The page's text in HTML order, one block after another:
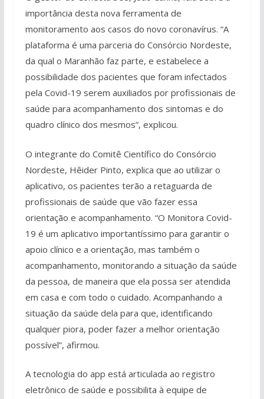
importância desta nova ferramenta de
monitoramento aos casos do novo coronavírus. “A
plataforma é uma parceria do Consórcio Nordeste,
da qual o Maranhão faz parte, e estabelece a
possibilidade dos pacientes que foram infectados
pela Covid-19 serem auxiliados por profissionais de
saúde para acompanhamento dos sintomas e do
quadro clínico dos mesmos”, explicou.
O integrante do Comitê Científico do Consórcio
Nordeste, Hêider Pinto, explica que ao utilizar o
aplicativo, os pacientes terão a retaguarda de
profissionais de saúde que vão fazer essa
orientação e acompanhamento. “O Monitora Covid-
19 é um aplicativo importantíssimo para garantir o
apoio clínico e a orientação, mas também o
acompanhamento, monitorando a situação da saúde
da pessoa, de maneira que ela possa ser atendida
em casa e com todo o cuidado. Acompanhando a
situação da saúde dela para que, identificando
qualquer piora, poder fazer a melhor orientação
possível”, afirmou.
A tecnologia do app está articulada ao registro
eletrônico de saúde e possibilita à equipe de